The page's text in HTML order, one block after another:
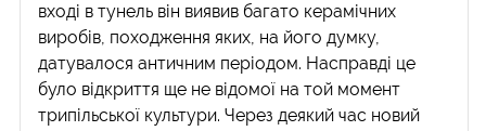
вході в тунель він виявив багато керамічних
виробів, походження яких, на його думку,
датувалося античним періодом. Насправді це
було відкриття ще не відомої на той момент
трипільської культури. Через деякий час новий